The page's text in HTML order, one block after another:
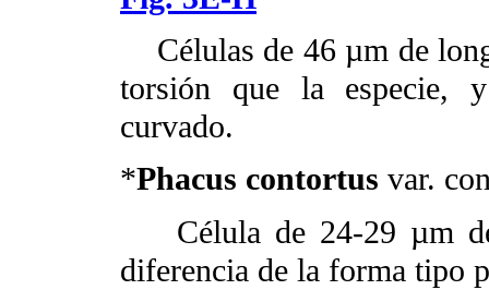
Células de 46 µm de
torsión que la especie,
curvado.
*Phacus contortus var.
Célula de 24-29 µm
diferencia de la forma tipo